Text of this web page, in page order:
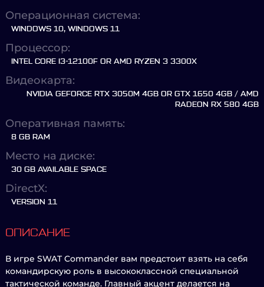
Операционная система:
WINDOWS 10, WINDOWS 11
Процессор:
INTEL CORE I3-12100F OR AMD RYZEN 3 3300X
Видеокарта:
NVIDIA GEFORCE RTX 3050M 4GB OR GTX 1650 4GB / AMD
RADEON RX 580 4GB
Оперативная память:
8 GB RAM
Место на диске:
30 GB AVAILABLE SPACE
DirectX:
VERSION 11
ОПИСАНИЕ
В игре SWAT Commander вам предстоит взять на себя
командирскую роль в высококлассной специальной
тактической команде. Главный акцент делается на